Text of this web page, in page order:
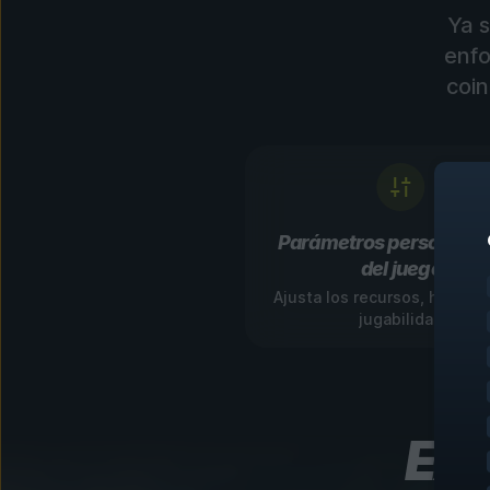
Ya
Parámetros
del juego
Ajusta los recursos,
jugabilidad